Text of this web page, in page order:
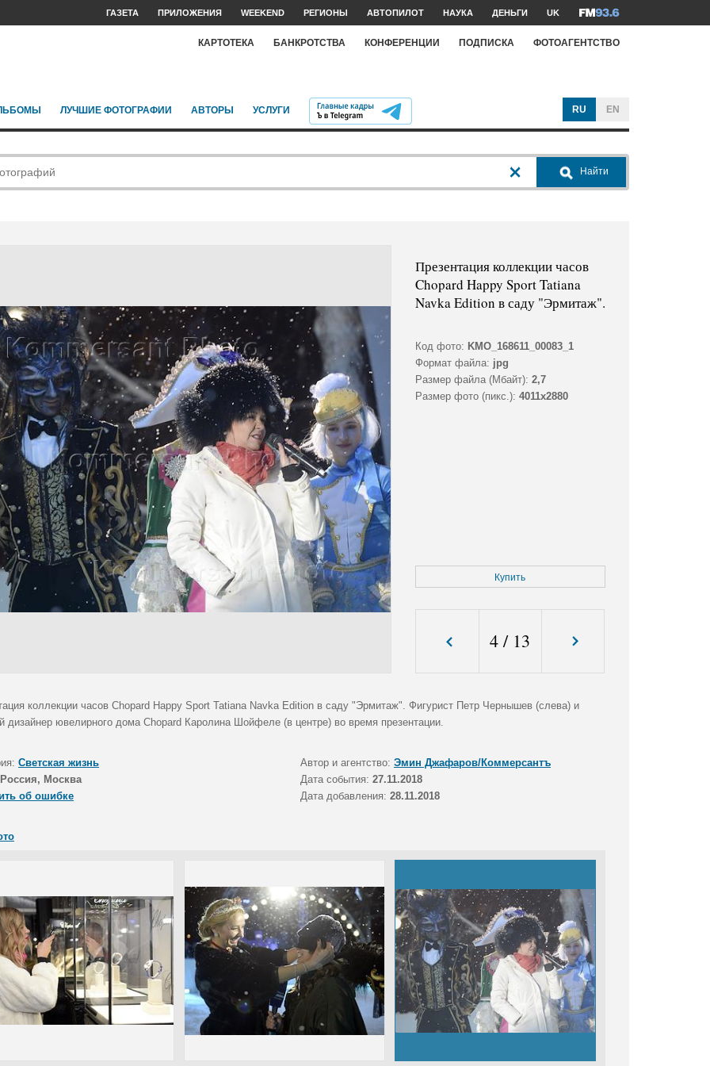
ГАЗЕТА ПРИЛОЖЕНИЯ WEEKEND РЕГИОНЫ АВТОПИЛОТ НАУКА ДЕНЬГИ UK
КАРТОТЕКА БАНКРОТСТВА КОНФЕРЕНЦИИ ПОДПИСКА ФОТОАГЕНТСТВО
ЛУЧШИЕ ФОТОГРАФИИ АВТОРЫ УСЛУГИ RU EN
Найти
Презентация коллекции часов
Chopard Happy Sport Tatiana
Navka Edition в саду "Эрмитаж".
Код фото: KMO_168611_00083_1
Формат файла: jpg
Размер файла (Мбайт): 2,7
Размер фото (пикс.): 4011x2880
Купить
4 / 13
коллекции часов Chopard Happy Sport Tatiana Navka Edition в саду "Эрмитаж". Фигурист Петр Чернышев (слева) и
дизайнер ювелирного дома Chopard Каролина Шойфеле (в центре) во время презентации.
Светская жизнь Автор и агентство: Эмин Джафаров/Коммерсантъ
Россия, Москва Дата события: 27.11.2018
об ошибке
Дата добавления: 28.11.2018